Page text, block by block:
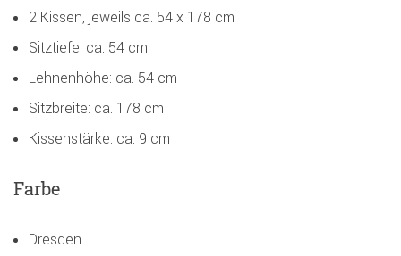
2 Kissen, jeweils ca. 54 x 178 cm
Sitztiefe: ca. 54 cm
Lehnenhöhe: ca. 54 cm
Sitzbreite: ca. 178 cm
Kissenstärke: ca. 9 cm
Farbe
Dresden